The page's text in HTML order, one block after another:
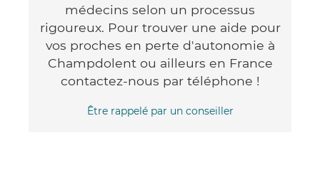
médecins selon un processus
rigoureux. Pour trouver une aide pour
vos proches en perte d'autonomie à
Champdolent ou ailleurs en France
contactez-nous par téléphone !
Être rappelé par un conseiller